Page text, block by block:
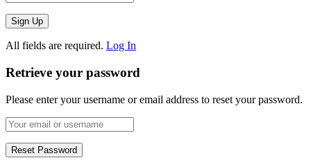
All fields are required. Log In
Retrieve your password
Please enter your username or email address to reset your password.